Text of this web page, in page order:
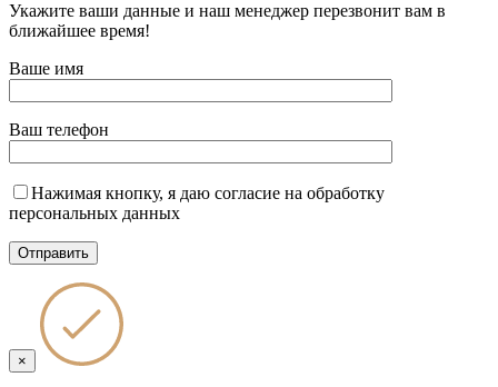
Укажите ваши данные и наш менеджер перезвонит вам в
ближайшее время!
Ваше имя
Ваш телефон
Нажимая кнопку, я даю согласие на обработку
персональных данных
×